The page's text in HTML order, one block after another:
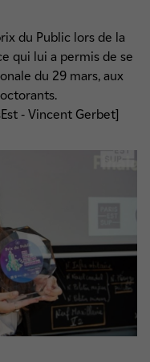
du Public lors de la
qui lui a permis de se
du 29 mars, aux
- Vincent Gerbet]